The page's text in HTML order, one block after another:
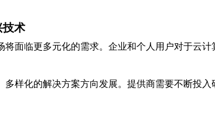
技术
面临更多元化的需求。企业和个人用户对于云
样化的解决方案方向发展。提供商需要不断投